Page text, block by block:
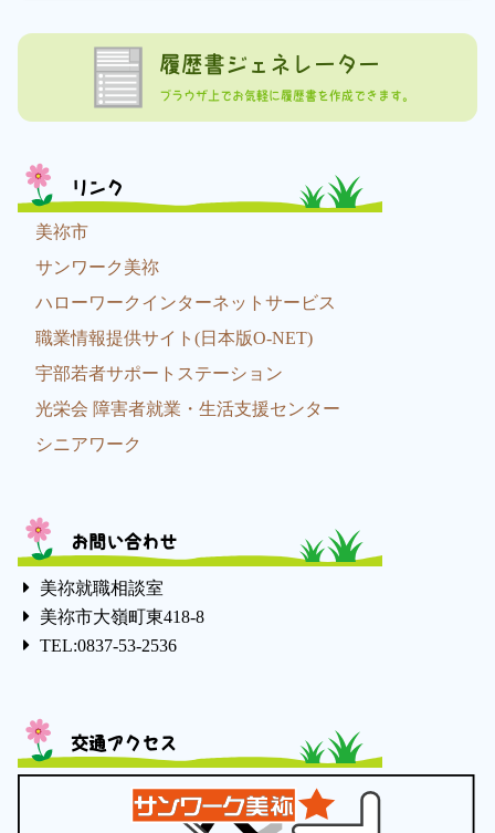
履歴書ジェネレーター
ブラウザ上でお気軽に履歴書を作成できます。
リンク
美祢市
サンワーク美祢
ハローワークインターネットサービス
職業情報提供サイト(日本版O-NET)
宇部若者サポートステーション
光栄会 障害者就業・生活支援センター
シニアワーク
お問い合わせ
美祢就職相談室
美祢市大嶺町東418-8
TEL:0837-53-2536
交通アクセス